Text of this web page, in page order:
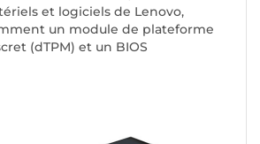
et logiciels de Lenovo,
un module de plateforme
(dTPM) et un BIOS